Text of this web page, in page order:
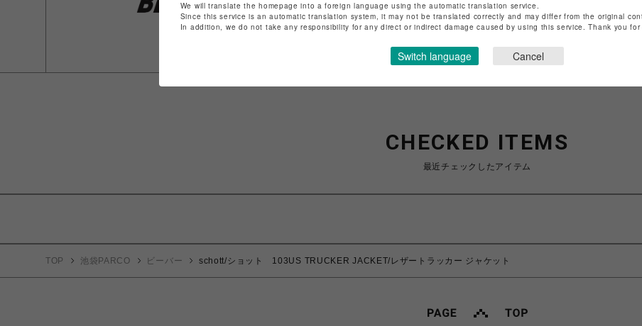
特定商取引法など法令に基づく表記はこちら
CHECKED ITEMS
最近チェックしたアイテム
TOP 池袋PARCO ビーバー schott/ショット 103US TRUCKER JACKET/レザートラッカー ジャケット
We will translate the homepage into a foreign language using the automatic translation service.
Since this service is an automatic translation system, it may not be translated correctly and may differ from the original
In addition, we do not take any responsibility for any direct or indirect damage caused by using this service. Thank you
Switch language Cancel